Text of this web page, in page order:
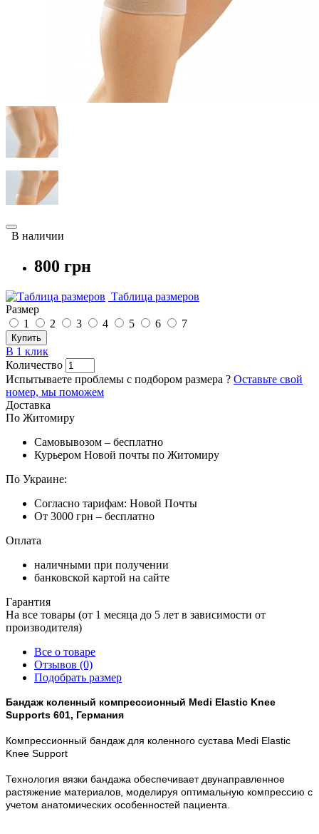
В наличии
800 грн
Таблица размеров
Размер
1
2 3 4 5 6 7
Купить
В 1 клик
Количество
Испытываете проблемы с подбором размера ? Оставьте свой
номер, мы поможем
Доставка
По Житомиру
Самовывозом – бесплатно
Курьером Новой почты по Житомиру
По Украине:
Согласно тарифам: Новой Почты
От 3000 грн – бесплатно
Оплата
наличными при получении
банковской картой на сайте
Гарантия
На все товары (от 1 месяца до 5 лет в зависимости от
производителя)
Все о товаре
Отзывов (0)
Подобрать размер
Бандаж коленный компрессионный Medi Elastic Knee
Supports 601, Германия
Компрессионный бандаж для коленного сустава Medi Elastic
Knee Support
Технология вязки бандажа обеспечивает двунаправленное
растяжение материалов, моделируя оптимальную компрессию с
учетом анатомических особенностей пациента.